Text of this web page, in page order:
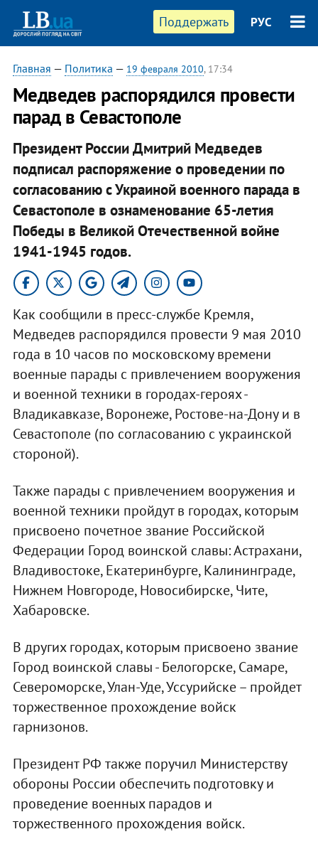
Поддержать РУС
Главная — Политика — 19 февраля 2010, 17:34
Медведев распорядился провести
парад в Севастополе
Президент России Дмитрий Медведев
подписал распоряжение о проведении по
согласованию с Украиной военного парада в
Севастополе в ознаменование 65-летия
Победы в Великой Отечественной войне
1941-1945 годов.
Как сообщили в пресс-службе Кремля,
Медведев распорядился провести 9 мая 2010
года в 10 часов по московскому времени
военные парады с привлечением вооружения
и военной техники в городах-героях -
Владикавказе, Воронеже, Ростове-на-Дону и в
Севастополе (по согласованию с украинской
стороной).
Также парады с привлечением вооружения и
военной техники пройдут в городах, которым
присвоено почетное звание Российской
Федерации Город воинской славы: Астрахани,
Владивостоке, Екатеринбурге, Калининграде,
Нижнем Новгороде, Новосибирске, Чите,
Хабаровске.
В других городах, которым присвоено звание
Город воинской славы - Белогорске, Самаре,
Североморске, Улан-Уде, Уссурийске – пройдет
торжественное прохождение войск
гарнизонов.
Президент РФ также поручил Министерству
обороны России обеспечить подготовку и
проведение военных парадов и
торжественного прохождения войск.